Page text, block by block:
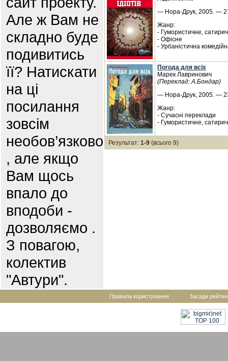
Але ж Вам не
складно буде
подивитись
її? Натискати
на ці
посилання
зовсім
необов’язково
, але якщо
Вам щось
впало до
вподоби -
дозволяємо .
З повагою,
колектив
"Автури".
— Нора-Друк, 2005. —
Жанр:
- Гумористичне,
- Офісне
- Урбаністична
Погода для всіх
Марек Лавринович
(Переклад: А.Бондар)
— Нора-Друк, 2005. —
Жанр:
- Сучасні переклади
- Гумористичне,
Результат: 1-9 (всього 9)
Правила користування Засади